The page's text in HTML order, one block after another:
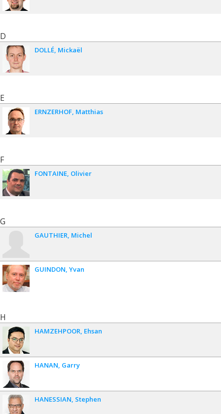
D
DOLLÉ Mickaël
E
ERNZERHOF Matthias
F
FONTAINE Olivier
G
GAUTHIER Michel
GUINDON Yvan
H
HAMZEHPOOR Ehsan
HANAN Garry
HANESSIAN Stephen